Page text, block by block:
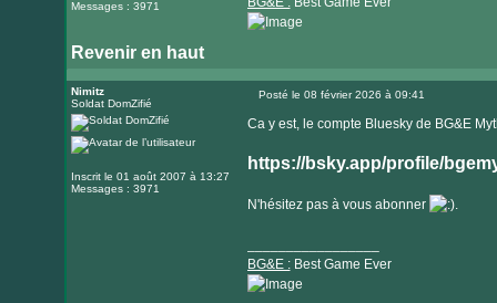
Messages : 3971
Revenir en haut
le
internet
Nimitz
Soldat DomZifié
Inscrit le 01 août 2007 à 13:27
Messages : 3971
Posté le 08 février 2026 à 09:41
Ca y est, le compte Bluesky de BG&E
https://bsky.app/profile/
N'hésitez pas à vous abonner .
BG&E :Best Game Ever